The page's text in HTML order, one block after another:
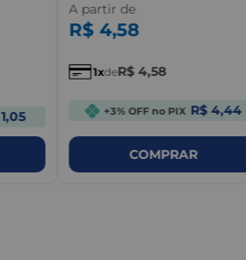
A partir de
R$ 4,58
1 deR$ 4,58
+3% OFF no PIX R$ 4,44
COMPRAR